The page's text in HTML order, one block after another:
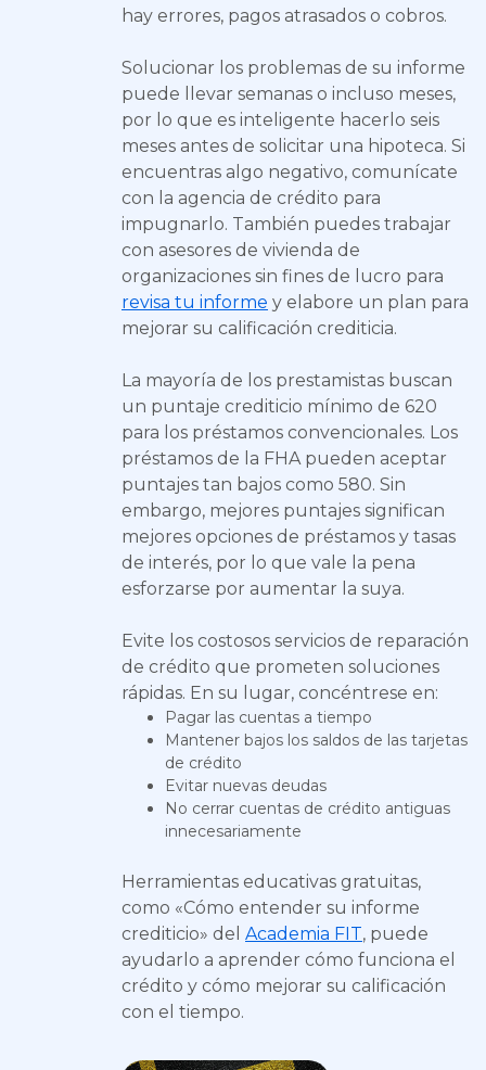
hay errores, pagos atrasados o cobros.
Solucionar los problemas de su informe
puede llevar semanas o incluso meses,
por lo que es inteligente hacerlo seis
meses antes de solicitar una hipoteca. Si
encuentras algo negativo, comunícate
con la agencia de crédito para
impugnarlo. También puedes trabajar
con asesores de vivienda de
organizaciones sin fines de lucro para
revisa tu informe y elabore un plan para
mejorar su calificación crediticia.
La mayoría de los prestamistas buscan
un puntaje crediticio mínimo de 620
para los préstamos convencionales. Los
préstamos de la FHA pueden aceptar
puntajes tan bajos como 580. Sin
embargo, mejores puntajes significan
mejores opciones de préstamos y tasas
de interés, por lo que vale la pena
esforzarse por aumentar la suya.
Evite los costosos servicios de reparación
de crédito que prometen soluciones
rápidas. En su lugar, concéntrese en:
Pagar las cuentas a tiempo
Mantener bajos los saldos de las tarjetas
de crédito
Evitar nuevas deudas
No cerrar cuentas de crédito antiguas
innecesariamente
Herramientas educativas gratuitas,
como «Cómo entender su informe
crediticio» del Academia FIT, puede
ayudarlo a aprender cómo funciona el
crédito y cómo mejorar su calificación
con el tiempo.